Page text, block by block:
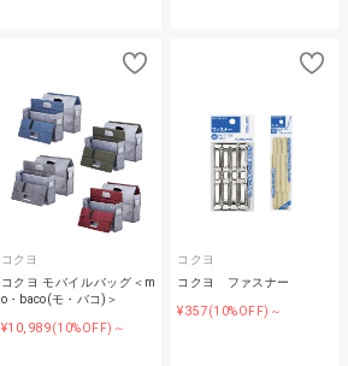
コクヨ
コクヨ モバイルバッグ＜m
o・baco(モ・バコ)＞
¥10,989(10%OFF)～
コクヨ
コクヨ ファスナー
¥357(10%OFF)～